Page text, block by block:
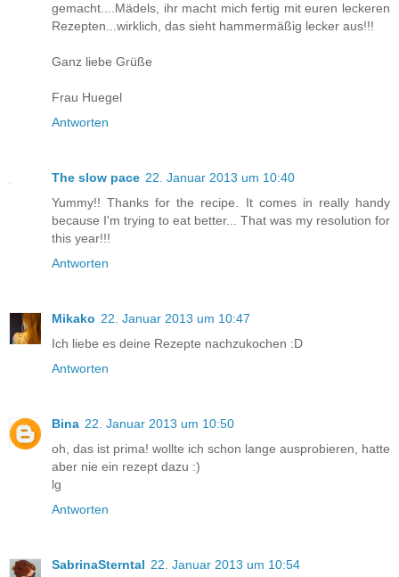
gemacht....Mädels, ihr macht mich fertig mit euren leckeren
Rezepten...wirklich, das sieht hammermäßig lecker aus!!!
Ganz liebe Grüße
Frau Huegel
Antworten
The slow pace 22. Januar 2013 um 10:40
Yummy!! Thanks for the recipe. It comes in really handy
because I'm trying to eat better... That was my resolution for
this year!!!
Antworten
Mikako 22. Januar 2013 um 10:47
Ich liebe es deine Rezepte nachzukochen :D
Antworten
Bina 22. Januar 2013 um 10:50
oh, das ist prima! wollte ich schon lange ausprobieren, hatte
aber nie ein rezept dazu :)
lg
Antworten
SabrinaSterntal 22. Januar 2013 um 10:54